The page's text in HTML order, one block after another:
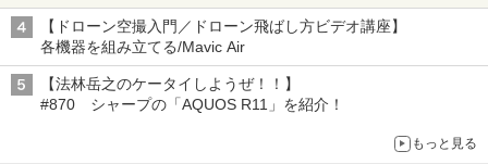
スワードの流出について』『モトローラ「motorola razr fold」発
表』『サムスン「Galaxy Unpacked」開催』
【ドローン空撮入門／ドローン飛ばし方ビデオ講座】
各機器を組み立てる/Mavic Air
【法林岳之のケータイしようぜ！！】
#870 シャープの「AQUOS R11」を紹介！
もっと見る